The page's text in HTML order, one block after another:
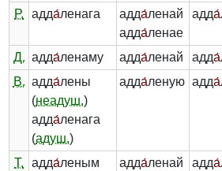
Р.
адда́ленага адда́ленай
адда́ленае
адда́
Д. адда́ленаму адда́ленай адда́
В. адда́лены
(неадуш.)
адда́ленага
(адуш.)
адда́леную адда́
Т.
адда́леным адда́ленай
адда́